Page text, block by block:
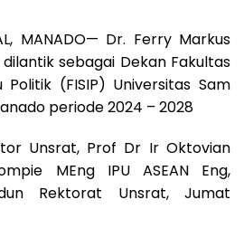
MANADO— Dr. Ferry Markus
dilantik sebagai Dekan Fakultas
(FISIP) Universitas Sam
periode 2024 – 2028
Unsrat, Prof Dr Ir Oktovian
MEng IPU ASEAN Eng,
Rektorat Unsrat, Jumat